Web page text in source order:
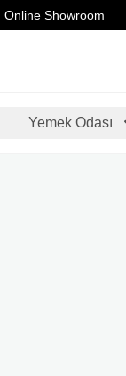
Online Showroom
Yemek Odası